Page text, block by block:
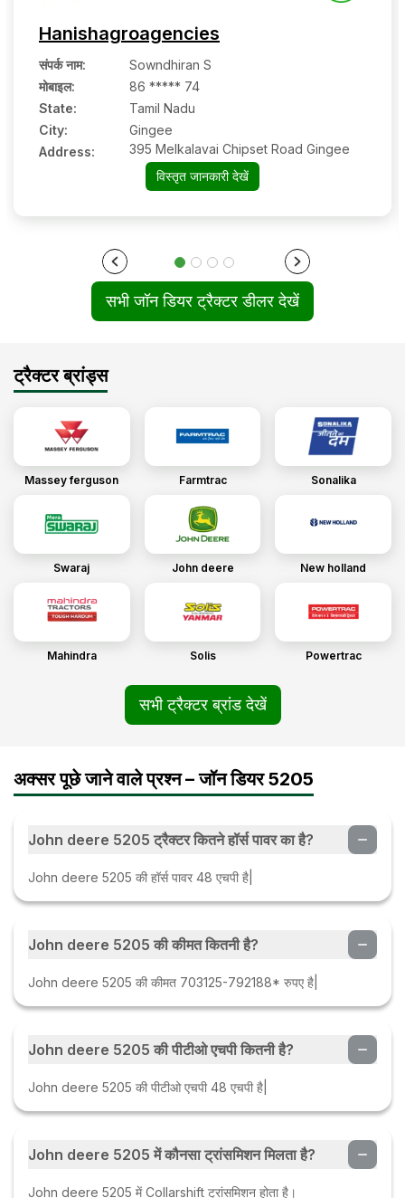
Hanishagroagencies
संपर्क नाम:
Sowndhiran S
मोबाइल:
86 ***** 74
State:
Tamil Nadu
City:
Gingee
Address:
395 Melkalavai Chipset Road Gingee
विस्तृत जानकारी देखें
सभी जॉन डियर ट्रैक्टर डीलर देखें
ट्रैक्टर ब्रांड्स
Massey ferguson Farmtrac Sonalika
Swaraj John deere New holland
Mahindra Solis Powertrac
सभी ट्रैक्टर ब्रांड देखें
अक्सर पूछे जाने वाले प्रश्न – जॉन डियर 5205
John deere 5205 ट्रैक्टर कितने हॉर्स पावर का है?
John deere 5205 की हॉर्स पावर 48 एचपी है|
John deere 5205 की कीमत कितनी है?
John deere 5205 की कीमत 703125-792188* रुपए है|
John deere 5205 की पीटीओ एचपी कितनी है?
John deere 5205 की पीटीओ एचपी 48 एचपी है|
John deere 5205 में कौनसा ट्रांसमिशन मिलता है?
John deere 5205 में Collarshift ट्रांसमिशन होता है।